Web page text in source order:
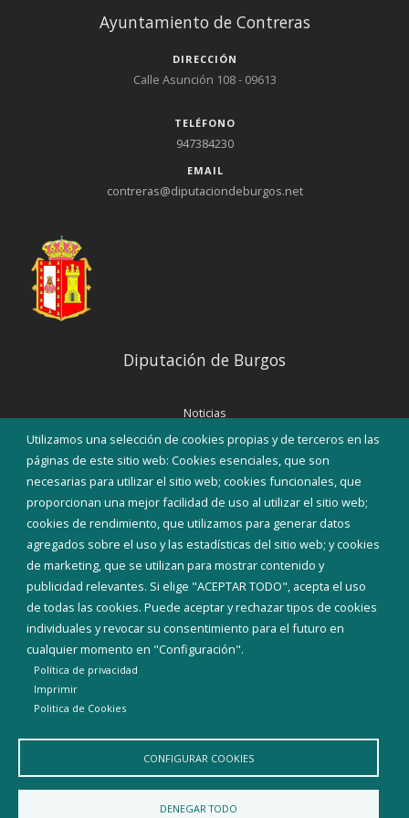
Utilizamos una selección de cookies propias y de terceros en las
páginas de este sitio web: Cookies esenciales, que son
necesarias para utilizar el sitio web; cookies funcionales, que
proporcionan una mejor facilidad de uso al utilizar el sitio web;
cookies de rendimiento, que utilizamos para generar datos
agregados sobre el uso y las estadísticas del sitio web; y cookies
de marketing, que se utilizan para mostrar contenido y
publicidad relevantes. Si elige "ACEPTAR TODO", acepta el uso
de todas las cookies. Puede aceptar y rechazar tipos de cookies
individuales y revocar su consentimiento para el futuro en
cualquier momento en "Configuración".
Política de privacidad
Imprimir
Politica de Cookies
CONFIGURAR COOKIES
DENEGAR TODO
Ayuntamiento de Contreras
DIRECCIÓN
Calle Asunción 108 - 09613
TELÉFONO
947384230
EMAIL
contreras@diputaciondeburgos.net
Diputación de Burgos
Noticias
Eventos
Corporación Municipal
Teléfonos de interés
INICIAR SESIÓN
MAPA WEB